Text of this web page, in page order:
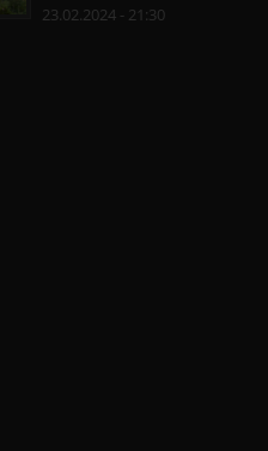
23.02.2024 - 21:30